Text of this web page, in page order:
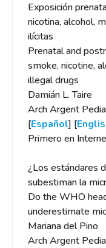
Exposición
nicotina, alcohol,
ilícitas
Prenatal and
smoke, nicotine,
illegal drugs
Damián L. Taire
Arch Argent
[Español] [
Primero en
¿Los estándares
subestiman la
Do the WHO
underestimate
Mariana del Pino
Arch Argent